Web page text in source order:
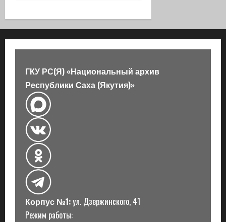
и
я
з
а
п
и
с
и
ГКУ РС(Я) «Национальный архив
Республики Саха (Якутия)»
Корпус №1:ул. Дзержинского, 41
Режим работы: